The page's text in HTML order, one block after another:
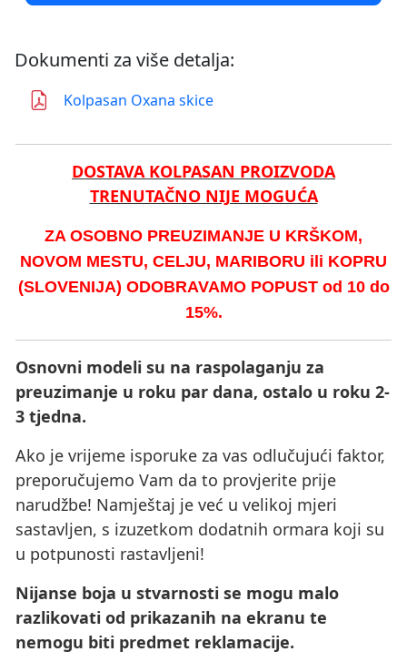
Dokumenti za više detalja:
Kolpasan Oxana skice
DOSTAVA KOLPASAN PROIZVODA
TRENUTAČNO NIJE MOGUĆA
ZA OSOBNO PREUZIMANJE U KRŠKOM,
NOVOM MESTU, CELJU, MARIBORU ili KOPRU
(SLOVENIJA) ODOBRAVAMO POPUST od 10 do
15%.
Osnovni modeli su na raspolaganju za
preuzimanje u roku par dana, ostalo u roku 2-
3 tjedna.
Ako je vrijeme isporuke za vas odlučujući faktor,
preporučujemo Vam da to provjerite prije
narudžbe! Namještaj je već u velikoj mjeri
sastavljen, s izuzetkom dodatnih ormara koji su
u potpunosti rastavljeni!
Nijanse boja u stvarnosti se mogu malo
razlikovati od prikazanih na ekranu te
nemogu biti predmet reklamacije.